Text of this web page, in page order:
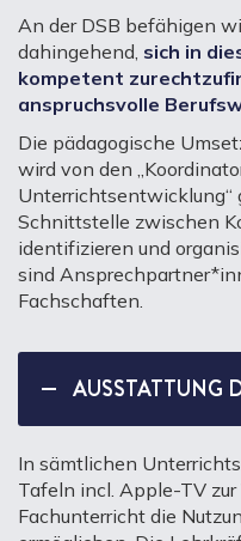
An der DSB befähigen
dahingehend, sich in
kompetent
anspruchsvolle
Die pädagogische
wird von den
Unterrichtsentwicklung“
Schnittstelle zwischen
identifizieren und
sind
Fachschaften.
AUSSTATTUNG
In sämtlichen
Tafeln incl. Apple-TV zur
Fachunterricht die